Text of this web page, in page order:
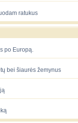
ratukus
po Europą.
bei šiaurės žemynus